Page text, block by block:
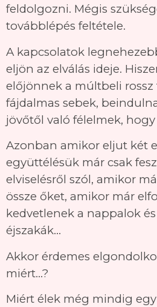
feldolgozni. Mégis
továbblépés feltétele.
A kapcsolatok
eljön az elválás ideje.
előjönnek a múltbeli rossz
fájdalmas sebek,
jövőtől való félelmek,
Azonban amikor eljut két
együttélésük már csak
elviselésről szól, amikor
össze őket, amikor már
kedvetlenek a nappalok
éjszakák…
Akkor érdemes
miért…?
Miért élek még mindig